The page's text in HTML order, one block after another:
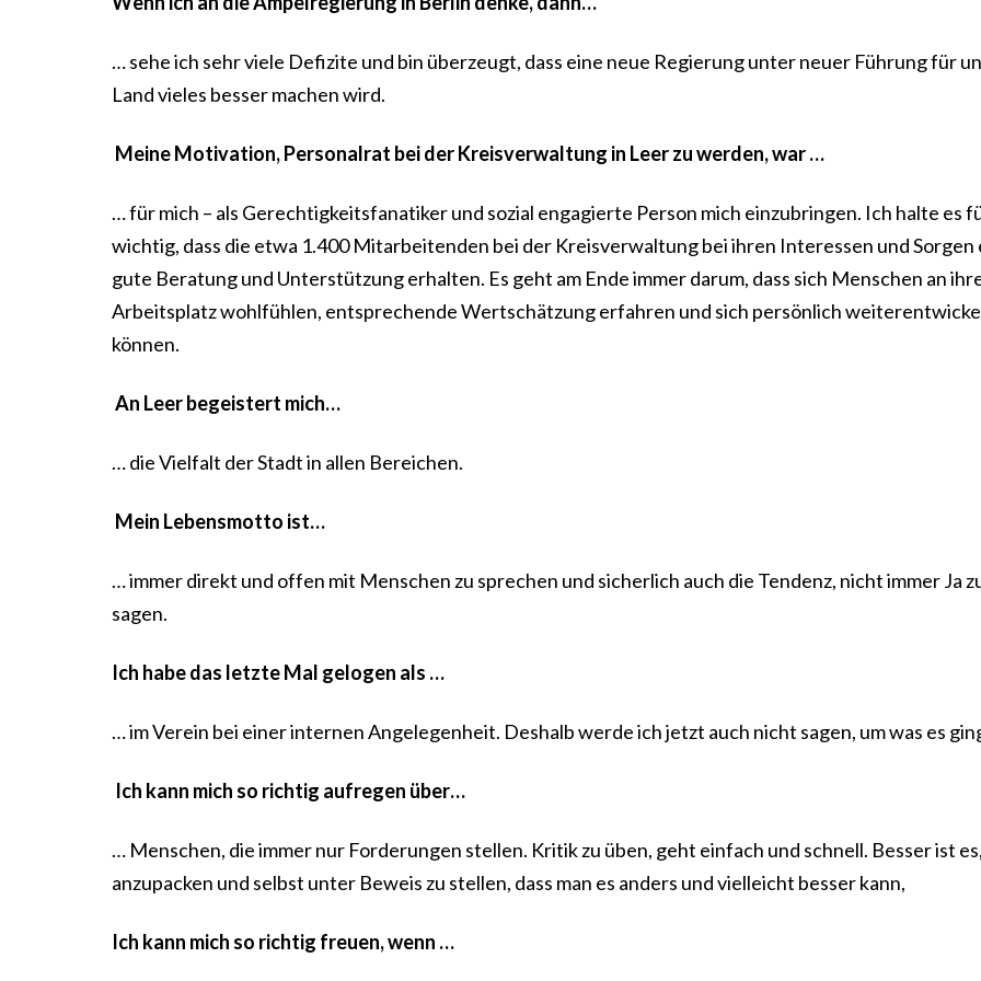
… sehe ich sehr viele Defizite und bin überzeugt, dass eine neue Regierung unter neuer Führung für
Land vieles besser machen wird.
Meine Motivation, Personalrat bei der Kreisverwaltung in Leer zu werden, war …
… für mich – als Gerechtigkeitsfanatiker und sozial engagierte Person mich einzubringen. Ich halte es
wichtig, dass die etwa 1.400 Mitarbeitenden bei der Kreisverwaltung bei ihren Interessen und Sorgen
gute Beratung und Unterstützung erhalten. Es geht am Ende immer darum, dass sich Menschen an
Arbeitsplatz wohlfühlen, entsprechende Wertschätzung erfahren und sich persönlich
können.
An Leer begeistert mich…
… die Vielfalt der Stadt in allen Bereichen.
Mein Lebensmotto ist…
… immer direkt und offen mit Menschen zu sprechen und sicherlich auch die Tendenz, nicht immer Ja
sagen.
Ich habe das letzte Mal gelogen als …
… im Verein bei einer internen Angelegenheit. Deshalb werde ich jetzt auch nicht sagen, um was es
Ich kann mich so richtig aufregen über…
… Menschen, die immer nur Forderungen stellen. Kritik zu üben, geht einfach und schnell. Besser ist
anzupacken und selbst unter Beweis zu stellen, dass man es anders und vielleicht besser kann,
Ich kann mich so richtig freuen, wenn …